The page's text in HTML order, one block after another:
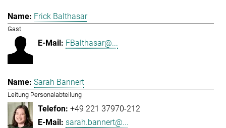
Frick Balthasar
Gast
FBalthasar@...
Sarah Bannert
Leitung Personalabteilung
+49 221 37970-212
sarah.bannert@...